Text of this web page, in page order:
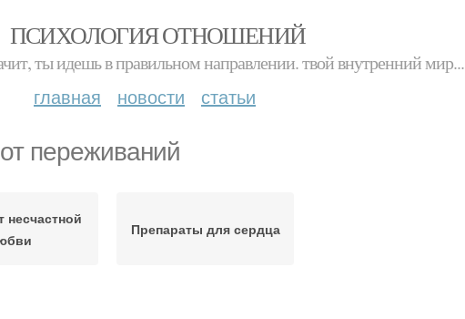
ПСИХОЛОГИЯ ОТНОШЕНИЙ
ты идешь в правильном направлении. твой внутренний мир...
главная новости статьи
переживаний
несчастной
Препараты для сердца